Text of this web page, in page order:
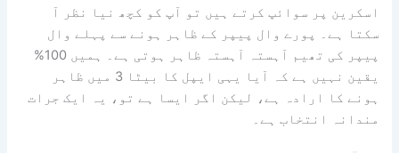
اسکرین پر سوائپ کرتے ہیں تو آپ کو کچھ نیا نظر آ
سکتا ہے۔ پورے وال پیپر کے ظاہر ہونے سے پہلے وال
پیپر کی تھیم آہستہ آہستہ ظاہر ہوتی ہے۔ ہمیں 100%
یقین نہیں ہے کہ آیا یہی ایپل کا بیٹا 3 میں ظاہر
ہونے کا ارادہ ہے، لیکن اگر ایسا ہے تو، یہ ایک جرات
مندانہ انتخاب ہے۔